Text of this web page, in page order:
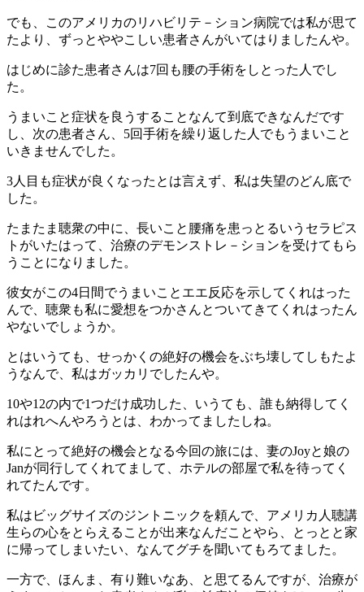
でも、このアメリカのリハビリテ－ション病院では私が思て
たより、ずっとややこしい患者さんがいてはりましたんや。
はじめに診た患者さんは7回も腰の手術をしとった人でし
た。
うまいこと症状を良うすることなんて到底できなんだです
し、次の患者さん、5回手術を繰り返した人でもうまいこと
いきませんでした。
3人目も症状が良くなったとは言えず、私は失望のどん底で
した。
たまたま聴衆の中に、長いこと腰痛を患っとるいうセラピス
トがいたはって、治療のデモンストレ－ションを受けてもら
うことになりました。
彼女がこの4日間でうまいことエエ反応を示してくれはった
んで、聴衆も私に愛想をつかさんとついてきてくれはったん
やないでしょうか。
とはいうても、せっかくの絶好の機会をぶち壊してしもたよ
うなんで、私はガッカリでしたんや。
10や12の内で1つだけ成功した、いうても、誰も納得してく
れはれへんやろうとは、わかってましたしね。
私にとって絶好の機会となる今回の旅には、妻のJoyと娘の
Janが同行してくれてまして、ホテルの部屋で私を待ってく
れてたんです。
私はビッグサイズのジントニックを頼んで、アメリカ人聴講
生らの心をとらえることが出来なんだことやら、とっとと家
に帰ってしまいたい、なんてグチを聞いてもろてました。
一方で、ほんま、有り難いなあ、と思てるんですが、治療が